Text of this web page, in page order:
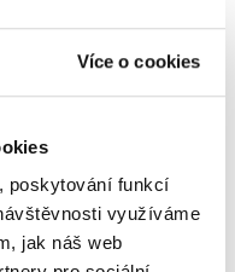
Více o cookies
poskytování funkcí
využíváme
jak náš web